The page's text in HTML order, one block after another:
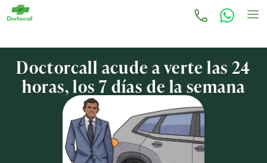
Doctorcall acude a verte las 24
horas, los 7 días de la semana